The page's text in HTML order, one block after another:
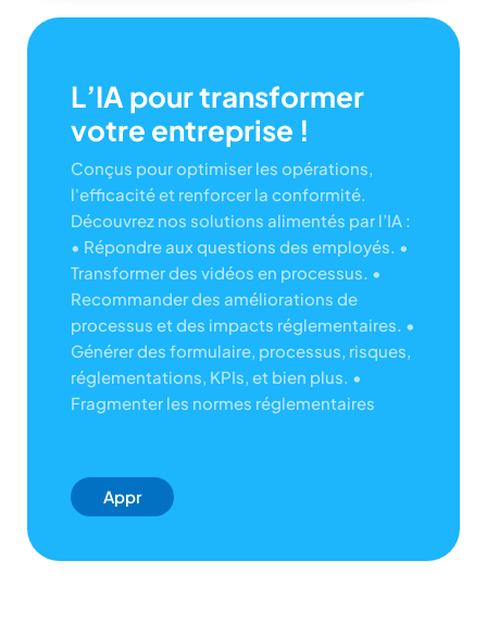
L’IA pour transformer
votre entreprise !
Conçus pour optimiser les opérations,
l'efficacité et renforcer la conformité.
Découvrez nos solutions alimentés par l’IA :
• Répondre aux questions des employés. •
Transformer des vidéos en processus. •
Recommander des améliorations de
processus et des impacts réglementaires. •
Générer des formulaire, processus, risques,
réglementations, KPIs, et bien plus. •
Fragmenter les normes réglementaires
Appr